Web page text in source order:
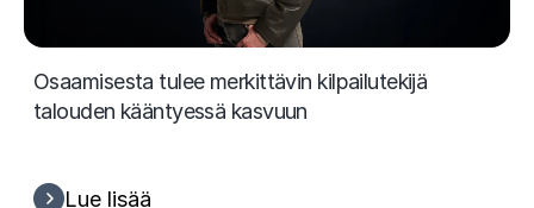
Osaamisesta tulee merkittävin kilpailutekijä
talouden kääntyessä kasvuun
Lue lisää